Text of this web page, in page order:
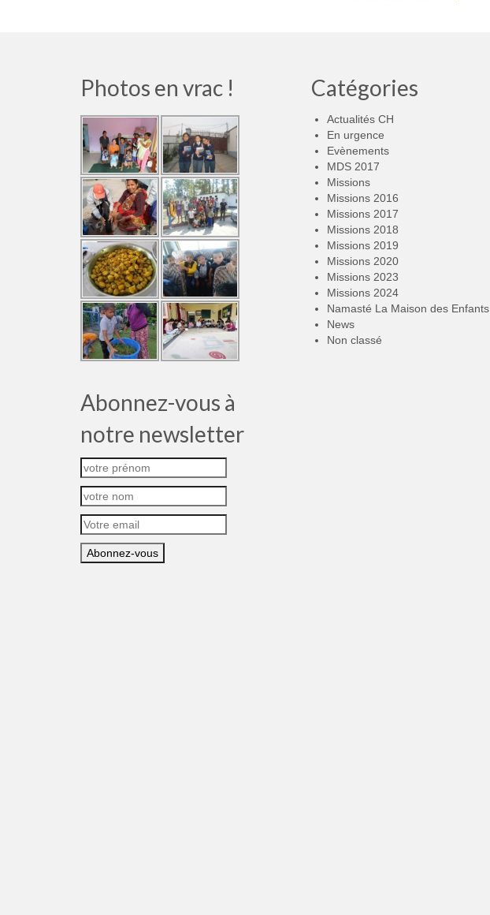
Photos en vrac !
Abonnez-vous à
notre newsletter
Catégories
Actualités CH
En urgence
Evènements
MDS 2017
Missions
Missions 2016
Missions 2017
Missions 2018
Missions 2019
Missions 2020
Missions 2023
Missions 2024
Namasté La Maison des Enfants
News
Non classé